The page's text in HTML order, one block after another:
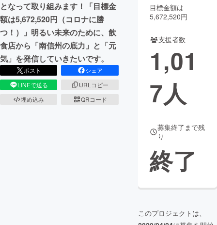
CAMPFIRE for Social Good
CAMPFIREふるさと納税machi-ya コミュニティ
となって取り組みます！「目標金
額は5,672,520円（コロナに勝
つ！）」明るい未来のために、飲
食店から「南信州の底力」と「元
気」を発信していきたいです。
ポスト
シェア
LINEで送る
URLコピー
埋め込み
QRコード
目標金額は
5,672,520円
支援者数
1,01
7人
募集終了まで残
り
終了
このプロジェクトは、